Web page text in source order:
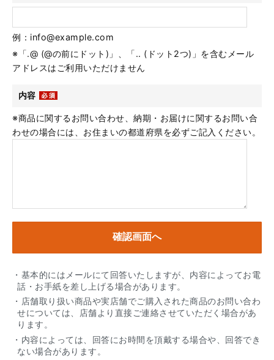
例：info@example.com
※「.@ (@の前にドット)」、「.. (ドット2つ)」を含むメール
アドレスはご利用いただけません
内容
※商品に関するお問い合わせ、納期・お届けに関するお問い合
わせの場合には、お住まいの都道府県を必ずご記入ください。
・基本的にはメールにて回答いたしますが、内容によってお電
話・お手紙を差し上げる場合があります。
・店舗取り扱い商品や実店舗でご購入された商品のお問い合わ
せについては、店舗より直接ご連絡させていただく場合があ
ります。
・内容によっては、回答にお時間を頂戴する場合や、回答でき
ない場合があります。